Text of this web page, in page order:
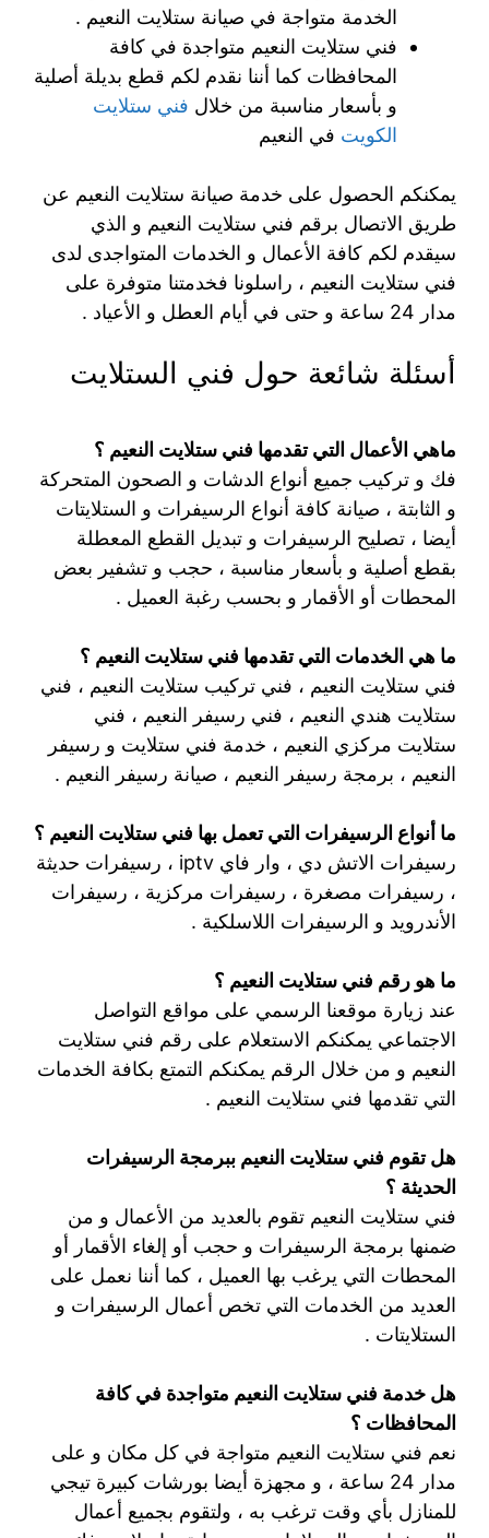
الخدمة متواجة في صيانة ستلايت النعيم .
فني ستلايت النعيم متواجدة في كافة
المحافظات كما أننا نقدم لكم قطع بديلة أصلية
و بأسعار مناسبة من خلال فني ستلايت
الكويت في النعيم
يمكنكم الحصول على خدمة صيانة ستلايت النعيم عن
طريق الاتصال برقم فني ستلايت النعيم و الذي
سيقدم لكم كافة الأعمال و الخدمات المتواجدى لدى
فني ستلايت النعيم ، راسلونا فخدمتنا متوفرة على
مدار 24 ساعة و حتى في أيام العطل و الأعياد .
أسئلة شائعة حول فني الستلايت
ماهي الأعمال التي تقدمها فني ستلايت النعيم ؟
فك و تركيب جميع أنواع الدشات و الصحون المتحركة
و الثابتة ، صيانة كافة أنواع الرسيفرات و الستلايتات
أيضا ، تصليح الرسيفرات و تبديل القطع المعطلة
بقطع أصلية و بأسعار مناسبة ، حجب و تشفير بعض
المحطات أو الأقمار و بحسب رغبة العميل .
ما هي الخدمات التي تقدمها فني ستلايت النعيم ؟
فني ستلايت النعيم ، فني تركيب ستلايت النعيم ، فني
ستلايت هندي النعيم ، فني رسيفر النعيم ، فني
ستلايت مركزي النعيم ، خدمة فني ستلايت و رسيفر
النعيم ، برمجة رسيفر النعيم ، صيانة رسيفر النعيم .
ما أنواع الرسيفرات التي تعمل بها فني ستلايت النعيم ؟
رسيفرات الاتش دي ، وار فاي iptv ، رسيفرات حديثة
، رسيفرات مصغرة ، رسيفرات مركزية ، رسيفرات
الأندرويد و الرسيفرات اللاسلكية .
ما هو رقم فني ستلايت النعيم ؟
عند زيارة موقعنا الرسمي على مواقع التواصل
الاجتماعي يمكنكم الاستعلام على رقم فني ستلايت
النعيم و من خلال الرقم يمكنكم التمتع بكافة الخدمات
التي تقدمها فني ستلايت النعيم .
هل تقوم فني ستلايت النعيم ببرمجة الرسيفرات
الحديثة ؟
فني ستلايت النعيم تقوم بالعديد من الأعمال و من
ضمنها برمجة الرسيفرات و حجب أو إلغاء الأقمار أو
المحطات التي يرغب بها العميل ، كما أننا نعمل على
العديد من الخدمات التي تخص أعمال الرسيفرات و
الستلايتات .
هل خدمة فني ستلايت النعيم متواجدة في كافة
المحافظات ؟
نعم فني ستلايت النعيم متواجة في كل مكان و على
مدار 24 ساعة ، و مجهزة أيضا بورشات كبيرة تيجي
للمنازل بأي وقت ترغب به ، ولتقوم بجميع أعمال